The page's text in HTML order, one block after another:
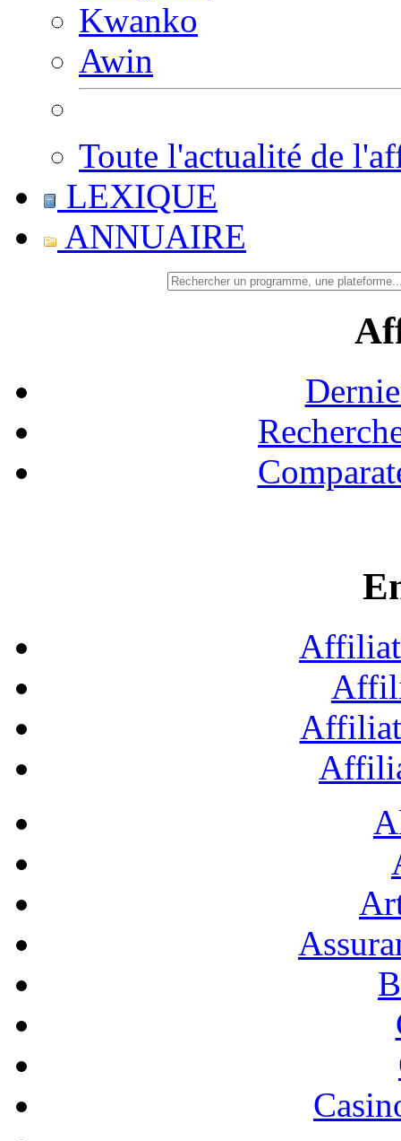
Kwanko
Awin
Toute l'actualité de
LEXIQUE
ANNUAIRE